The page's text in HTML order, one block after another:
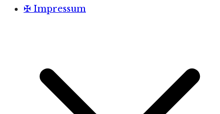
✠ Impressum